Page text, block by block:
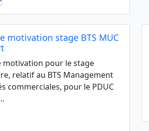
motivation stage BTS MUC
motivation pour le stage
relatif au BTS Management
commerciales, pour le PDUC